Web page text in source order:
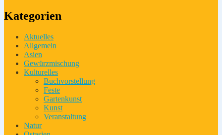
Kategorien
Aktuelles
Allgemein
Asien
Gewürzmischung
Kulturelles
Buchvorstellung
Feste
Gartenkunst
Kunst
Veranstaltung
Natur